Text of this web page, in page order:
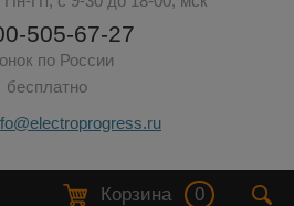
505-67-27
по России
бесплатно
Корзина 0